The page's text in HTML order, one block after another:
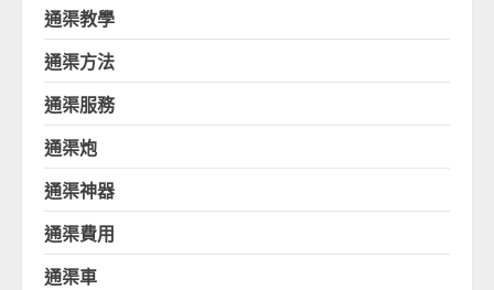
通渠教學
通渠方法
通渠服務
通渠炮
通渠神器
通渠費用
通渠車